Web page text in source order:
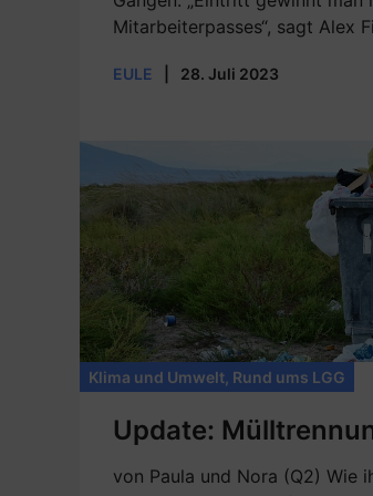
Mitarbeiterpasses“, sagt Alex
EULE 28. Juli 2023
Klima und Umwelt Rund ums LGG
Update:
von Paula und Nora (Q2) Wie